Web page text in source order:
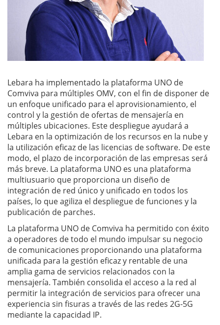
Lebara ha implementado la plataforma UNO de
Comviva para múltiples OMV, con el fin de disponer de
un enfoque unificado para el aprovisionamiento, el
control y la gestión de ofertas de mensajería en
múltiples ubicaciones. Este despliegue ayudará a
Lebara en la optimización de los recursos en la nube y
la utilización eficaz de las licencias de software. De este
modo, el plazo de incorporación de las empresas será
más breve. La plataforma UNO es una plataforma
multiusuario que proporciona un diseño de
integración de red único y unificado en todos los
países, lo que agiliza el despliegue de funciones y la
publicación de parches.
La plataforma UNO de Comviva ha permitido con éxito
a operadores de todo el mundo impulsar su negocio
de comunicaciones proporcionando una plataforma
unificada para la gestión eficaz y rentable de una
amplia gama de servicios relacionados con la
mensajería. También consolida el acceso a la red al
permitir la integración de servicios para ofrecer una
experiencia sin fisuras a través de las redes 2G-5G
mediante la capacidad IP.